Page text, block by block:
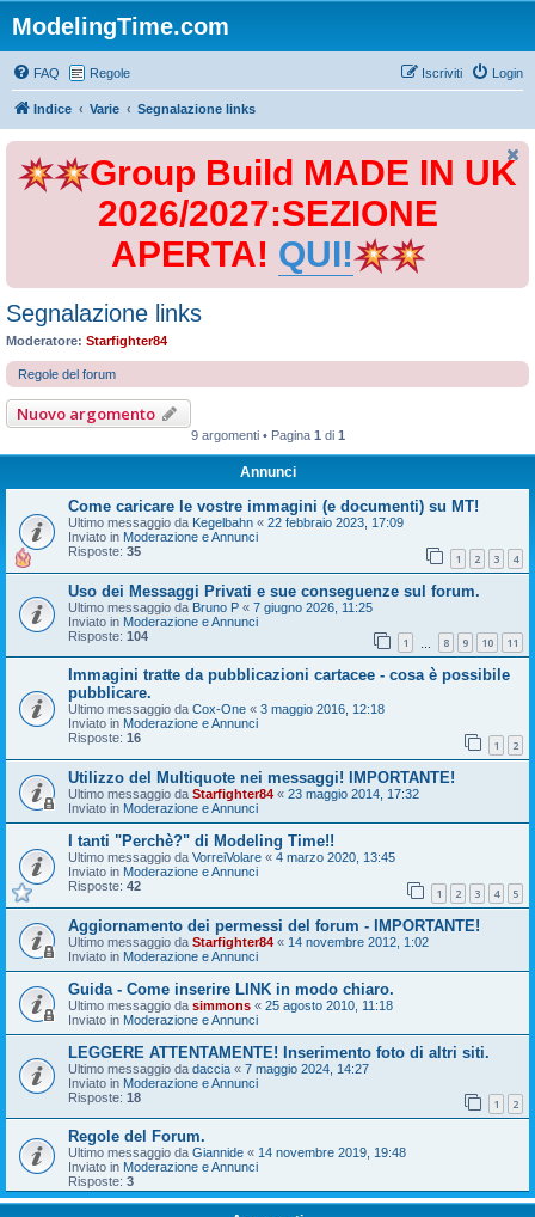
ModelingTime.com
FAQ Regole Login
Iscriviti
Indice Varie Segnalazione links
Group Build MADE IN UK
2026/2027:SEZIONE
APERTA! QUI!
Segnalazione links
Moderatore: Starfighter84
Regole del forum
Nuovo argomento
9 argomenti • Pagina 1 di 1
Annunci
Come caricare le vostre immagini (e documenti) su MT!
Ultimo messaggio da Kegelbahn « 22 febbraio 2023, 17:09
Inviato in Moderazione e Annunci
Risposte: 35 1 2 3 4
Uso dei Messaggi Privati e sue conseguenze sul forum.
Ultimo messaggio da Bruno P « 7 giugno 2026, 11:25
Inviato in Moderazione e Annunci
Risposte: 104 1 8 9 10 11
Immagini tratte da pubblicazioni cartacee - cosa è possibile
pubblicare.
Ultimo messaggio da Cox-One « 3 maggio 2016, 12:18
Inviato in Moderazione e Annunci
Risposte: 16 1 2
Utilizzo del Multiquote nei messaggi! IMPORTANTE!
Ultimo messaggio da Starfighter84 « 23 maggio 2014, 17:32
Inviato in Moderazione e Annunci
I tanti "Perchè?" di Modeling Time!!
Ultimo messaggio da VorreiVolare « 4 marzo 2020, 13:45
Inviato in Moderazione e Annunci
Risposte: 42 1 2 3 4 5
Aggiornamento dei permessi del forum - IMPORTANTE!
Ultimo messaggio da Starfighter84 « 14 novembre 2012, 1:02
Inviato in Moderazione e Annunci
Guida - Come inserire LINK in modo chiaro.
Ultimo messaggio da simmons « 25 agosto 2010, 11:18
Inviato in Moderazione e Annunci
LEGGERE ATTENTAMENTE! Inserimento foto di altri siti.
Ultimo messaggio da daccia « 7 maggio 2024, 14:27
Inviato in Moderazione e Annunci
Risposte: 18 1 2
Regole del Forum.
Ultimo messaggio da Giannide « 14 novembre 2019, 19:48
Inviato in Moderazione e Annunci
Risposte: 3